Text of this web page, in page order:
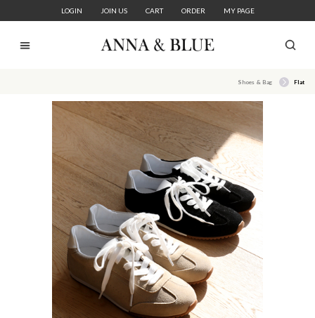
LOGIN JOIN US CART ORDER MY PAGE
Shoes & Bag Flat